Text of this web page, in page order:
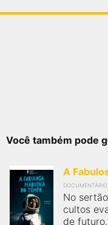
Você também pode
A
DOCUMENTÁRIO
No
cultos
de